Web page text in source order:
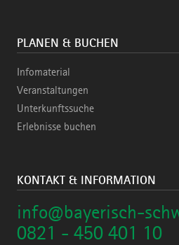
PLANEN & BUCHEN
Infomaterial
Veranstaltungen
Unterkunftssuche
Erlebnisse buchen
KONTAKT & INFORMATION
info@bayerisch-
0821 - 450 401 10